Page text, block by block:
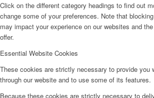
Click on the different category headings to find out
change some of your preferences. Note that
may impact your experience on our websites and
offer.
Essential Website Cookies
These cookies are strictly necessary to provide you
through our website and to use some of its features.
Because these cookies are strictly necessary to